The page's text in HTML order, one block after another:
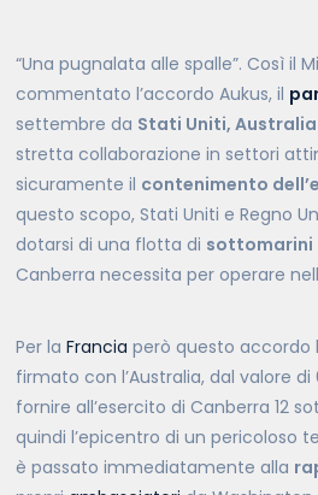
“Una pugnalata alle spalle”. Così il
commentato l’accordo Aukus, il
settembre da Stati Uniti, Australia
stretta collaborazione in settori
sicuramente il contenimento
questo scopo, Stati Uniti e Regno
dotarsi di una flotta di sottomarini
Canberra necessita per operare
Per la Francia però questo
firmato con l’Australia, dal valore
fornire all’esercito di Canberra 12
quindi l’epicentro di un pericoloso
è passato immediatamente alla